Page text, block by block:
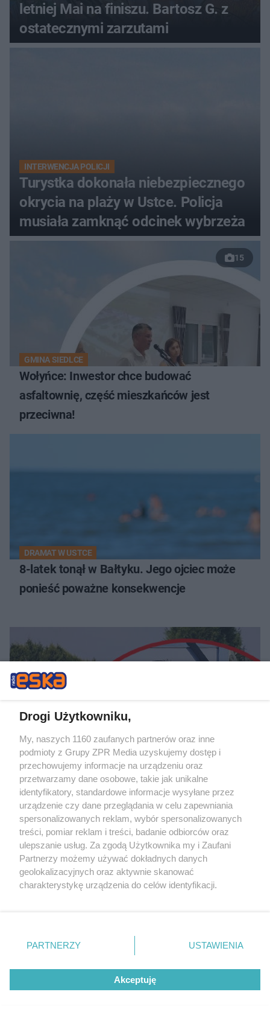
letniej Mai na finiszu. Bartosz G. z
ostatecznymi zarzutami
INTERWENCJA POLICJI
Turystka dokonała niebezpiecznego
okrycia na plaży w Ustce. Policja
musiała zamknąć odcinek wybrzeża
15
GMINA SIEDLCE
Wołyńce: Inwestor chce budować
asfaltownię, część mieszkańców jest
przeciwna!
DRAMAT W USTCE
8-latek tonął w Bałtyku. Jego ojciec może
ponieść poważne konsekwencje
TRAGEDIA NA ŚLĄSKU
Ksiądz na pogrzebie Fabianka: „Słońce
zachodzi w sam poranek”
NAJNOWSZE NEWSY:
TENIS
Drogi Użytkowniku,
My, naszych 1160 zaufanych partnerów oraz inne
podmioty z Grupy ZPR Media uzyskujemy dostęp i
przechowujemy informacje na urządzeniu oraz
przetwarzamy dane osobowe, takie jak unikalne
identyfikatory, standardowe informacje wysyłane przez
urządzenie czy dane przeglądania w celu zapewniania
spersonalizowanych reklam, wybór spersonalizowanych
treści, pomiar reklam i treści, badanie odbiorców oraz
ulepszanie usług. Za zgodą Użytkownika my i Zaufani
Partnerzy możemy używać dokładnych danych
geolokalizacyjnych oraz aktywnie skanować
charakterystykę urządzenia do celów identyfikacji.
zmienić/wycofać klikając przycisk ustawień prywatności
znajdujący się w lewym dolnym rogu strony
rodzaje przetwarzania danych nie wymagają zgody
użytkownika, ale masz prawo sprzeciwić się takiemu
przetwarzaniu. Preferencje będą miały zastosowanie tylko
PARTNERZY USTAWIENIA
Akceptuję